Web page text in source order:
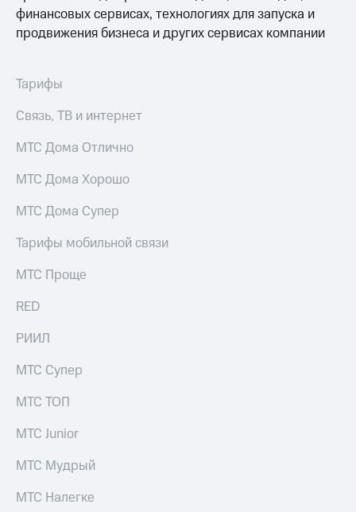
Покупка
полисов
МТС
МТС
Накопления
Откладывайте
деньги
доход 15%
Пополнить
номер
МТС
Настройки
автоплатежа
Пополнить
другого
Тарифы
RED,
с карты
МТС Деньги
Обзоры
товаров
Скидки
до 40%
на смартфоны
покупке
финансовых сервисах, технологиях для запуска и
продвижения бизнеса и других сервисах компании
Тарифы
Связь, ТВ и интернет
МТС Дома Отлично
МТС Дома Хорошо
МТС Дома Супер
Тарифы мобильной связи
МТС Проще
RED
РИИЛ
МТС Супер
МТС ТОП
МТС Junior
МТС Мудрый
МТС Налегке